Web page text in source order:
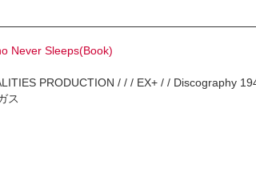
Never Sleeps(Book)
PRODUCTION / / / EX+ / / Discography
ス